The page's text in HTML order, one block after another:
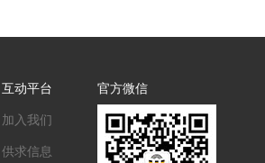
互动平台
加入我们
供求信息
官方微信